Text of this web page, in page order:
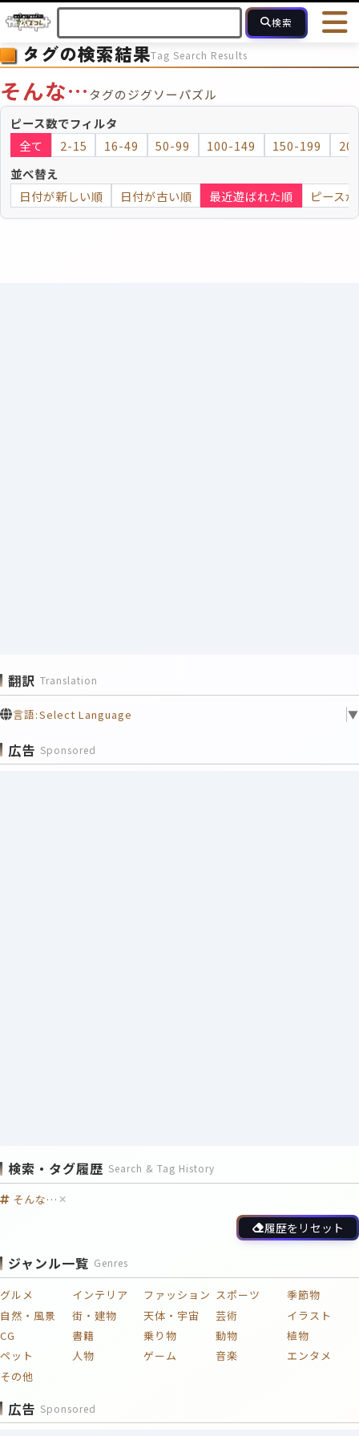
検索
HOME 会員登録
ヘルプ
最近投稿され
ピース数 2～15 16～49 50～99 100
モザイク モザイクのみ
タグの検索結果Tag Search Results
そんな…タグのジグソーパズル
ピース数でフィルタ
全て
2-15 16-49 50-99 100-149 150-199
並べ替え
日付が新しい順
日付が古い順 最近遊ばれた順 ピース
翻訳 Translation
言語:Select Language ▼
広告 Sponsored
検索・タグ履歴 Search & Tag History
そんな…
履歴をリセット
ジャンル一覧 Genres
グルメ インテリア ファッション スポーツ
季節物
自然・風景
街・建物 天体・宇宙 芸術
イラスト
CG
書籍 乗り物 動物
植物
ペット
人物 ゲーム 音楽
エンタメ
その他
広告 Sponsored